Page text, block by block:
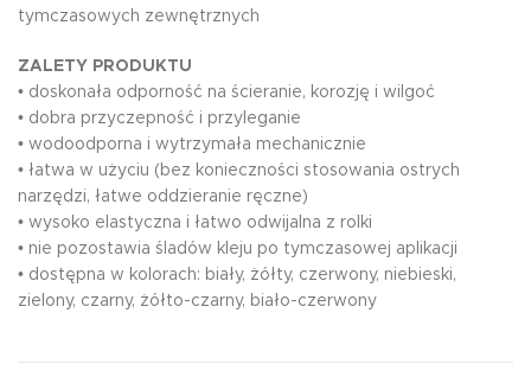
tymczasowych zewnętrznych
ZALETY PRODUKTU
• doskonała odporność na ścieranie, korozję i wilgoć
• dobra przyczepność i przyleganie
• wodoodporna i wytrzymała mechanicznie
• łatwa w użyciu (bez konieczności stosowania ostrych
narzędzi, łatwe oddzieranie ręczne)
• wysoko elastyczna i łatwo odwijalna z rolki
• nie pozostawia śladów kleju po tymczasowej aplikacji
• dostępna w kolorach: biały, żółty, czerwony, niebieski,
zielony, czarny, żółto-czarny, biało-czerwony